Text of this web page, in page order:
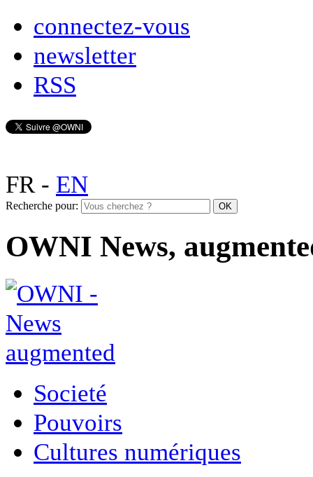
connectez-vous
newsletter
RSS
FR- EN
Recherche pour:
OWNI News,
Societé
Pouvoirs
Cultures numériques